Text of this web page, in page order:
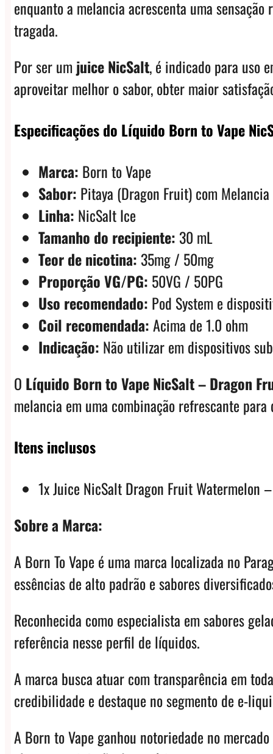
enquanto a melancia acrescenta uma
tragada.
Por ser um juice NicSalt, é indicado para uso
aproveitar melhor o sabor, obter maior
Especificações do Líquido Born to Vape
Marca: Born to Vape
Sabor: Pitaya (Dragon Fruit) com Melancia
Linha: NicSalt Ice
Tamanho do recipiente: 30 mL
Teor de nicotina: 35mg / 50mg
Proporção VG/PG: 50VG / 50PG
Uso recomendado: Pod System e
Coil recomendada:Acima de 1.0 ohm
Indicação: Não utilizar em dispositivos
O Líquido Born to Vape NicSalt – Dragon
melancia em uma combinação refrescante
Itens inclusos
1x Juice NicSalt Dragon Fruit Watermelon
Sobre a Marca:
A Born To Vape é uma marca localizada no
essências de alto padrão e sabores
Reconhecida como especialista em sabores
referência nesse perfil de líquidos.
A marca busca atuar com transparência em
credibilidade e destaque no segmento de e-
A Born to Vape ganhou notoriedade no